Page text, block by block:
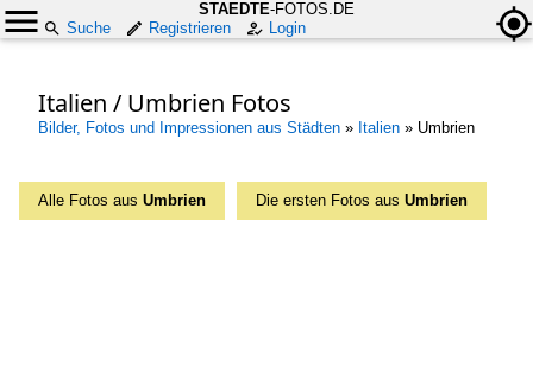
STAEDTE-FOTOS.DE
Suche
Registrieren Login
Italien / Umbrien Fotos
Bilder, Fotos und Impressionen aus Städten » Italien » Umbrien
Alle Fotos aus Umbrien Die ersten Fotos aus Umbrien